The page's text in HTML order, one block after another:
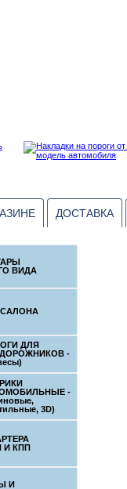
ДОСТАВКА
ВИДА
ДЛЯ
-
-
3D)
И КПП
И